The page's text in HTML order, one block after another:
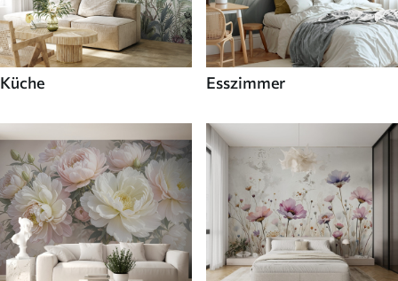
Küche Esszimmer